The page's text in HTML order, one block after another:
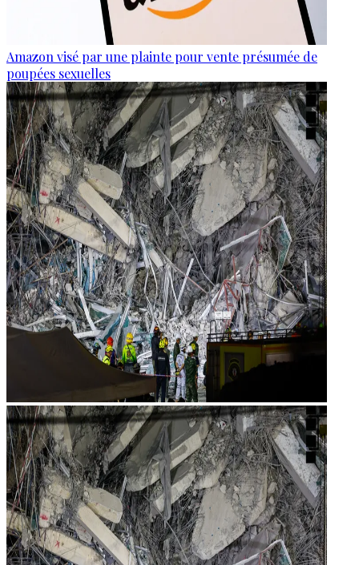
Amazon visé par une plainte pour vente présumée de
poupées sexuelles